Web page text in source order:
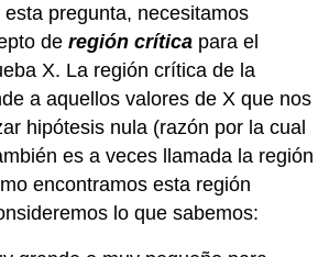
pregunta, necesitamos
deregión crítica para el
X. La región crítica de la
a aquellos valores de X que nos
hipótesis nula (razón por la cual
es a veces llamada la región
encontramos esta región
lo que sabemos: